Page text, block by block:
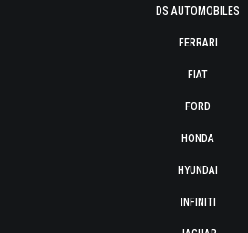
DS AUTOMOBILES
FERRARI
FIAT
FORD
HONDA
HYUNDAI
INFINITI